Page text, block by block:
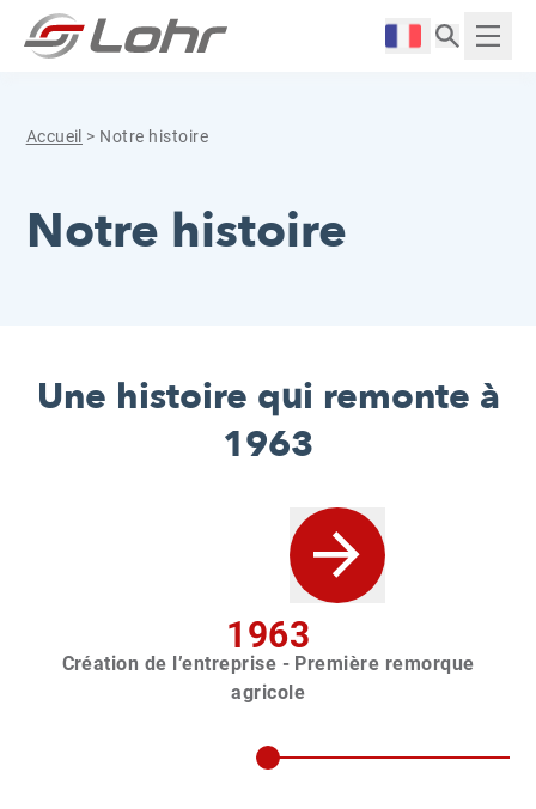
Aller directement au contenu
Langue :
Accueil > Notre histoire
Notre histoire
Une histoire qui remonte à
1963
1963
Création de l’entreprise - Première remorque
agricole
Panneau de gestion des cookies